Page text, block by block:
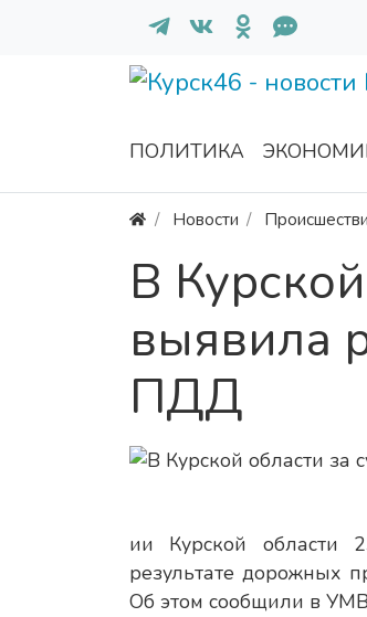
ПОЛИТИКА
Новости
В
выявила
ПДД
ии Курской области
результате дорожных
Об этом сообщили в